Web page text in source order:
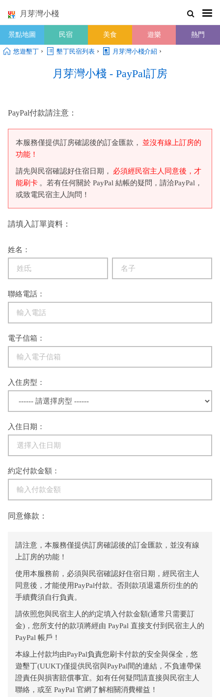
月芽灣小棧
景點地圖 民宿 美食 遊樂 熱門
悠遊墾丁 › 墾丁民宿列表 › 月芽灣小棧介紹 ›
月芽灣小棧 - PayPal訂房
PayPal付款請注意：
本服務僅提供訂房確認後的訂金匯款，
並沒有線上訂房的
功能！
請先與民宿確認好住宿日期，
必須經民宿主人同意後，才
能刷卡 。若有任何關於 PayPal 結帳的疑問，請洽PayPal，
或致電民宿主人詢問！
請填入訂單資料：
姓名：
聯絡電話：
電子信箱：
入住房型：
入住日期：
約定付款金額：
同意條款：
請注意，本服務僅提供訂房確認後的訂金匯款，並沒有線
上訂房的功能！
使用本服務前，必須與民宿確認好住宿日期，經民宿主人
同意後，才能使用PayPal付款。否則款項退還所衍生的的
手續費須自行負責。
請依照您與民宿主人的約定填入付款金額(通常只需要訂
金)，您所支付的款項將經由 PayPal 直接支付到民宿主人的
PayPal 帳戶！
本線上付款均由PayPal負責您刷卡付款的安全與保全，悠
遊墾丁(UUKT)僅提供民宿與PayPal間的連結，不負連帶保
證責任與損害賠償事宜。如有任何疑問請直接與民宿主人
聯絡，或至 PayPal 官網了解相關消費權益！